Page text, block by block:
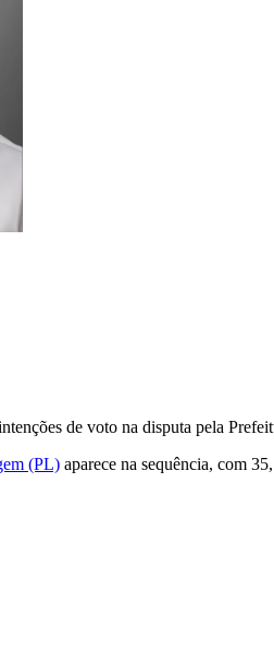
de voto na disputa pela
(PL) aparece na sequência, com